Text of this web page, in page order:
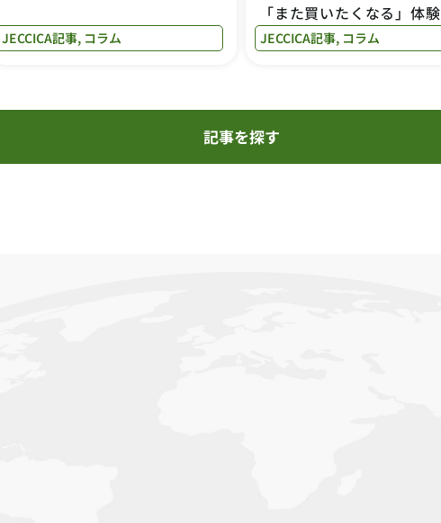
JECCICA記事, コラム
「また買いたくなる」体験
JECCICA記事, コラム
記事を探す